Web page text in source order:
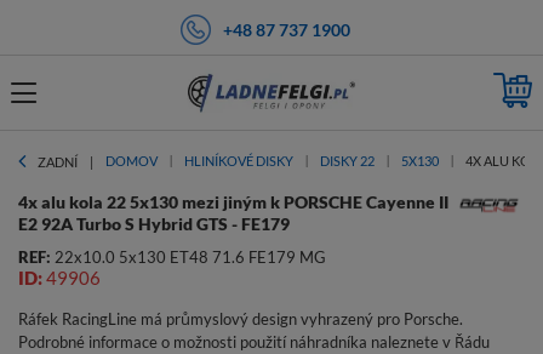
+48 87 737 1900
ZADNÍ DOMOV HLINÍKOVÉ DISKY DISKY 22 5X130 4X ALU
4x alu kola 22 5x130 mezi jiným k PORSCHE Cayenne II
E2 92A Turbo S Hybrid GTS - FE179
REF: 22x10.0 5x130 ET48 71.6 FE179 MG
ID:49906
Ráfek RacingLine má průmyslový design vyhrazený pro Porsche.
Podrobné informace o možnosti použití náhradníka naleznete v Řádu